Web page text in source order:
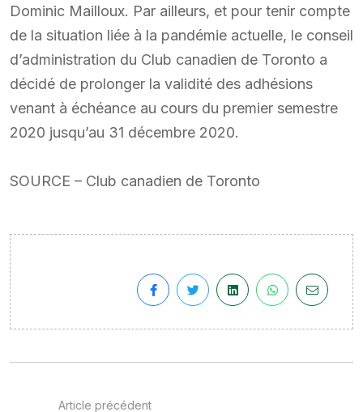
Dominic Mailloux. Par ailleurs, et pour tenir compte
de la situation liée à la pandémie actuelle, le conseil
d’administration du Club canadien de Toronto a
décidé de prolonger la validité des adhésions
venant à échéance au cours du premier semestre
2020 jusqu’au 31 décembre 2020.
SOURCE – Club canadien de Toronto
Article précédent